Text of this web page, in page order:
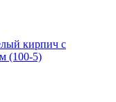
кирпич с
(100-5)